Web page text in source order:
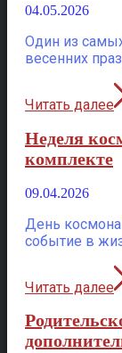
04.05.2026
Один из
весенних
Читать далее
Неделя
комплекте
09.04.2026
День
событие в
Читать далее